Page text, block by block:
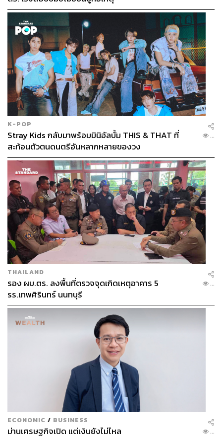
K-POP
Stray Kids กลับมาพร้อมมินิอัลบั้ม THIS & THAT ที่
สะท้อนตัวตนดนตรีอันหลากหลายของวง
...
THAILAND
รอง ผบ.ตร. ลงพื้นที่ตรวจจุดเกิดเหตุอาคาร 5
รร.เทพศิรินทร์ นนทบุรี
...
ECONOMIC / BUSINESS
ม่านเศรษฐกิจเปิด แต่เงินยังไม่ไหล ...